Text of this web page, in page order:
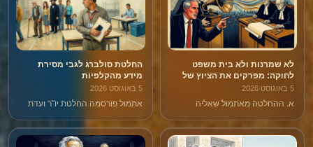
לא שמרנות ולא בית משפט
לחוקה: מפרקים את הציוץ של
מילביצקי שסגל הדהד
5 באוגוסט 2026
א. ההחלטה מאתמול שאליה
המשנה לנשיא סולברג – בכלל לא
היתה החלטה של בג"ץ, אלא היא
החלטת סולברג לגבי מסירת
מידע מהקלפיות
5 באוגוסט 2026
אתמול פורסמה החלטת יו"ר ועדת
נעם סולברג, בנוגע למה שכינה
"הנוהג הרווח אצל נציגי סיעות